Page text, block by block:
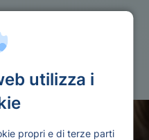
utilizza i
propri e di terze parti